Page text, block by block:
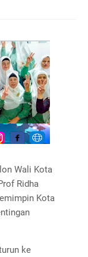
Wali Kota
Ridha
Kota
ke